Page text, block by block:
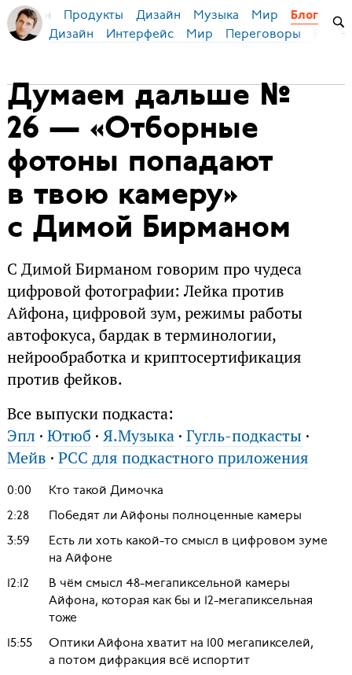
Бирман Продукты Дизайн Музыка Мир Блог
Дизайн Интерфейс Мир Переговоры
Думаем дальше №
26 — «Отборные
фотоны попадают
в твою камеру»
с Димой Бирманом
С Димой Бирманом говорим про чудеса
цифровой фотографии: Лейка против
Айфона, цифровой зум, режимы работы
автофокуса, бардак в терминологии,
нейрообработка и криптосертификация
против фейков.
Все выпуски подкаста:
Эпл · Ютюб · Я.Музыка· Гугль-подкасты ·
Мейв · РСС для подкастного приложения
0:00
Кто такой Димочка
2:28
Победят ли Айфоны полноценные камеры
3:59
Есть ли хоть какой-то смысл в цифровом зуме
на Айфоне
12:12
В чём смысл 48-мегапиксельной камеры
Айфона, которая как бы и 12-мегапиксельная
тоже
15:55
Оптики Айфона хватит на 100 мегапикселей,
а потом дифракция всё испортит